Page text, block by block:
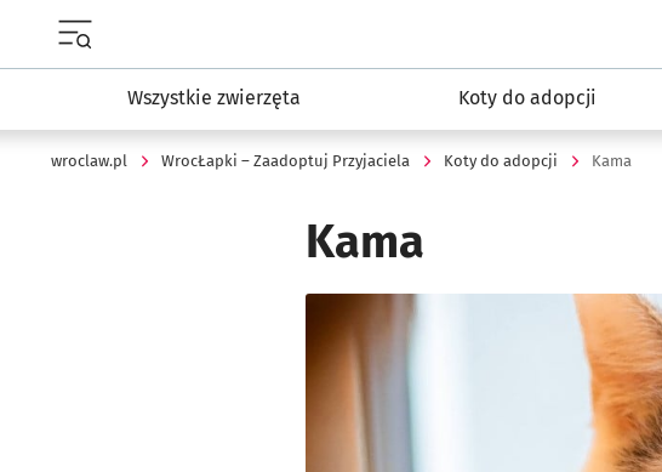
Wszystkie zwierzęta Koty do adopcji
wroclaw.pl WrocŁapki – Zaadoptuj Przyjaciela Koty do adopcji Kama
Kama